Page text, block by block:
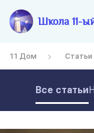
Школа 11-
11 Дом Статьи
Все статьи